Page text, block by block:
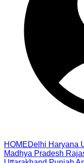
HOMEDelhi Haryana
Madhya Pradesh